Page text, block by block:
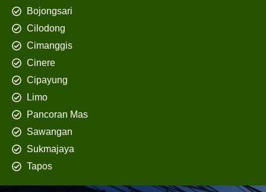
Bojongsari
Cilodong
Cimanggis
Cinere
Cipayung
Limo
Pancoran Mas
Sawangan
Sukmajaya
Tapos